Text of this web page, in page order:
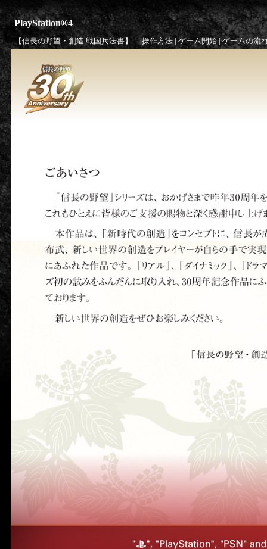
PlayStation®4
【信長の野望・創造 戦国兵法書】 操作方法 |ゲーム開始 |ゲームの流